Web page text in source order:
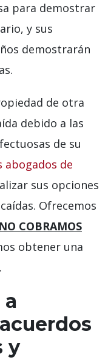
para demostrar
y sus
demostrarán
de otra
debido a las
de su
abogados de
sus opciones
Ofrecemos
NO COBRAMOS
obtener una
y